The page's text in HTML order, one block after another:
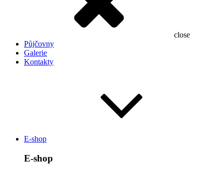
close
Půjčovny
Galerie
Kontakty
E-shop
E-shop